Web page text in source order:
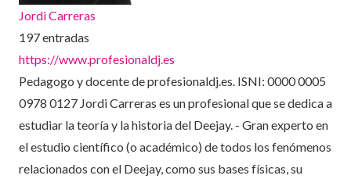
Jordi Carreras
197 entradas
https://www.profesionaldj.es
Pedagogo y docente de profesionaldj.es. ISNI: 0000 0005
0978 0127 Jordi Carreras es un profesional que se dedica a
estudiar la teoría y la historia del Deejay. - Gran experto en
el estudio científico (o académico) de todos los fenómenos
relacionados con el Deejay, como sus bases físicas, su